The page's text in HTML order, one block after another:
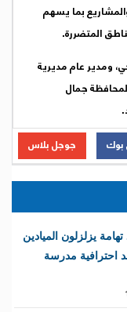
بما يسهم
المتضررة.
ومدير عام مديرية
جمال
جوجل بلاس
يزلزلون الميادين
مدرسة